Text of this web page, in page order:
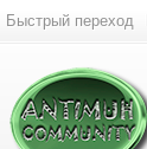
Быстрый переход